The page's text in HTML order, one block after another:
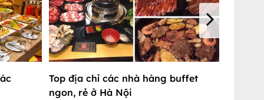
Top địa chỉ các nhà hàng buffet
ngon, rẻ ở Hà Nội